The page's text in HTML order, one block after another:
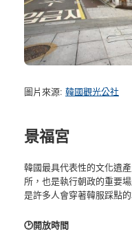
圖片來源: 韓國觀光公社
景福宮
韓國最具代表性的文化遺產
所，也是執行朝政的重要
是許多人會穿著韓服踩點的
🕑開放時間